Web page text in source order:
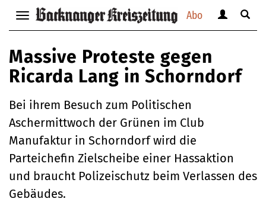
Abo
Navigation
anzeigen
verbergen
anzeigen
Suche
Massive Proteste gegen
Ricarda Lang in Schorndorf
Bei ihrem Besuch zum Politischen
Aschermittwoch der Grünen im Club
Manufaktur in Schorndorf wird die
Parteichefin Zielscheibe einer Hassaktion
und braucht Polizeischutz beim Verlassen des
Gebäudes.